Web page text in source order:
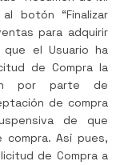
botón “Finalizar
para adquirir
el Usuario ha
de Compra la
por parte de
de compra
de que
Así pues,
de Compra a